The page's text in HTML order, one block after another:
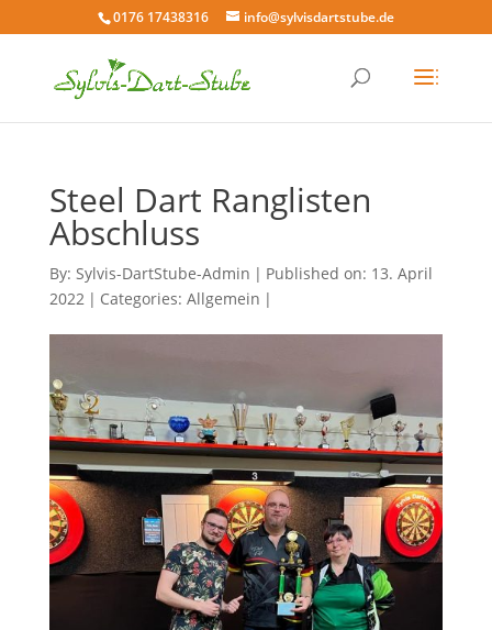
0176 17438316 info@sylvisdartstube.de
Steel Dart Ranglisten
Abschluss
By: Sylvis-DartStube-Admin | Published on: 13. April
2022 | Categories: Allgemein |